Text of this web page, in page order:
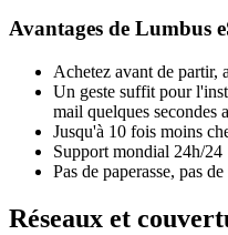
Avantages de Lumbus
Achetez avant de partir,
Un geste suffit pour
mail quelques secondes
Jusqu'à 10 fois moins
Support mondial 24h/24
Pas de paperasse, pas
Réseaux et